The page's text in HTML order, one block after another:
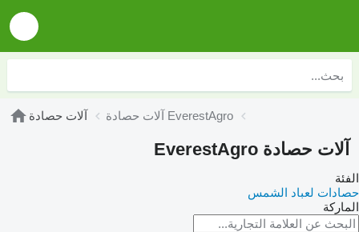
آلات حصادة آلات حصادة EverestAgro
آلات حصادة EverestAgro
الفئة
حصادات لعباد الشمس
الماركة